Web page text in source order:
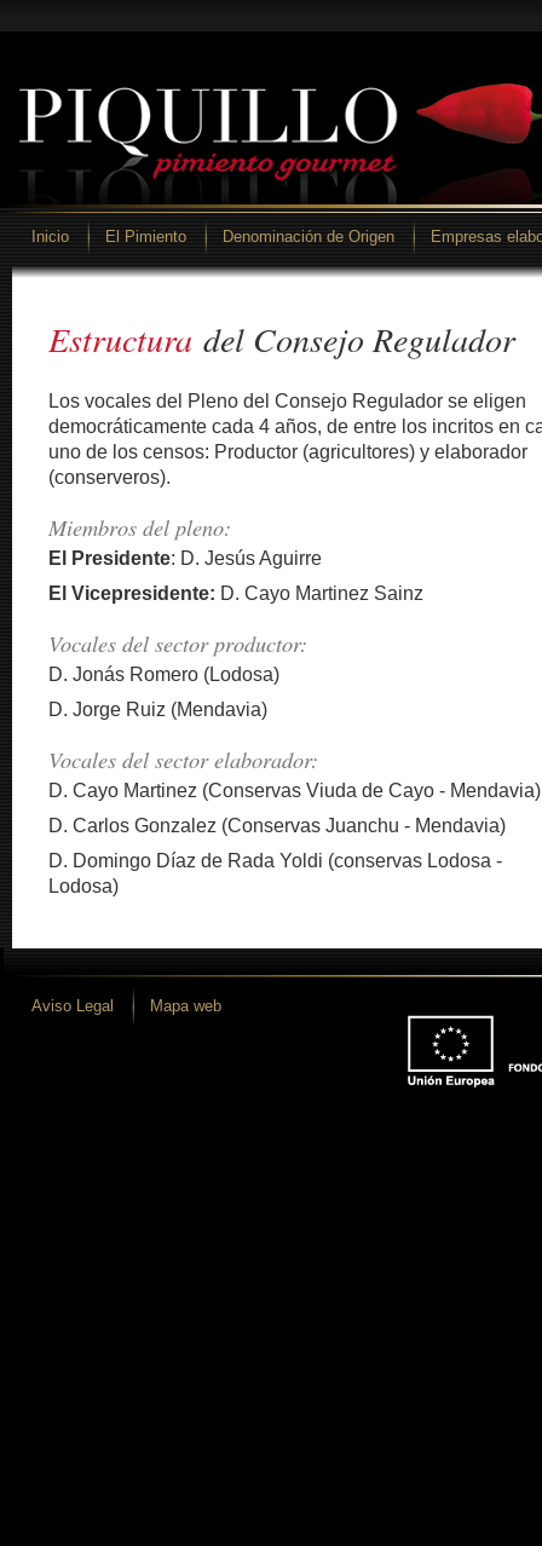
Inicio El Pimiento Denominación de Origen Empresas
Estructura del Consejo Regulador
Los vocales del Pleno del Consejo Regulador se eligen
democráticamente cada 4 años, de entre los incritos en
uno de los censos: Productor (agricultores) y elaborador
(conserveros).
Miembros del pleno:
El Presidente: D. Jesús Aguirre
El Vicepresidente: D. Cayo Martinez Sainz
Vocales del sector productor:
D. Jonás Romero (Lodosa)
D. Jorge Ruiz (Mendavia)
Vocales del sector elaborador:
D. Cayo Martinez (Conservas Viuda de Cayo - Mendavia)
D. Carlos Gonzalez (Conservas Juanchu - Mendavia)
D. Domingo Díaz de Rada Yoldi (conservas Lodosa -
Lodosa)
Aviso Legal Mapa web
iLUNE